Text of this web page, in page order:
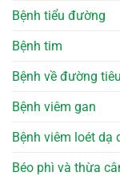
Bệnh tiểu đường
Bệnh tim
Bệnh về đường
Bệnh viêm gan
Bệnh viêm loét dạ
Béo phì và thừa